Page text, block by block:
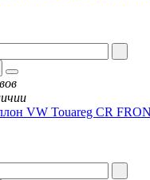
VW Touareg CR